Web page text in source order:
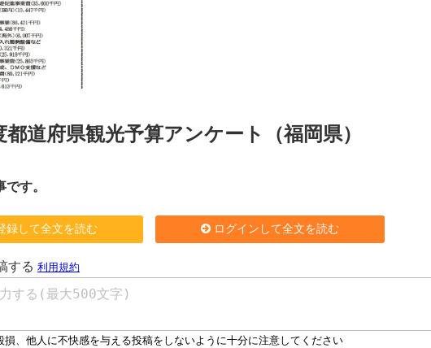
都道府県観光予算アンケート（福岡県）
す。
録して全文を読む ログインして全文を読む